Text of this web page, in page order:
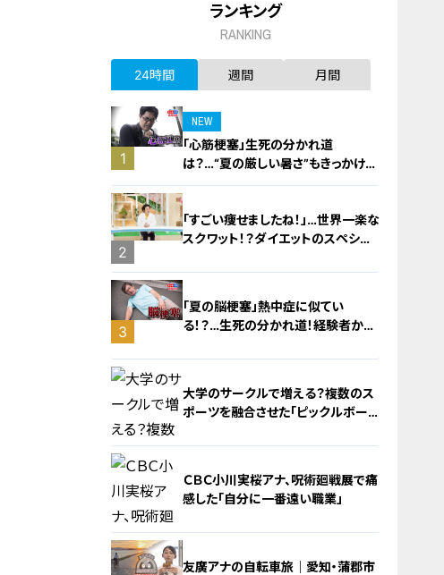
ランキング
RANKING
24時間 週間 月間
1
NEW
「心筋梗塞」生死の分かれ道
は？…“夏の厳しい暑さ”もきっかけ
に！発症前のキケンなサインと対処
2
「すごい痩せましたね！」…世界一楽な
スクワット！？ダイエットのスペシャ
3
「夏の脳梗塞」熱中症に似てい
る！？…生死の分かれ道！経験者から
4
大学のサークルで増える？複数のス
ポーツを融合させた「ピックルボー
ＣＢＣ小川実桜アナ、呪術廻戦展で痛
感した「自分に一番遠い職業」
友廣アナの自転車旅｜愛知・蒲郡市